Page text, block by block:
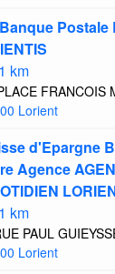
Postale
1 km
FRANCOIS
Lorient
d'Epargne
Agence
1 km
PAUL
Lorient